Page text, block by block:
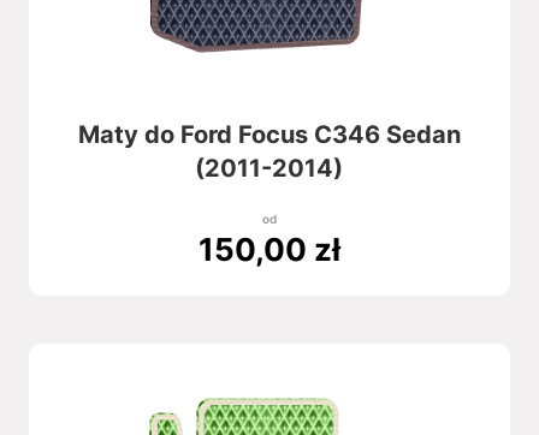
Maty do Ford Focus C346 Sedan
(2011-2014)
od
150,00 zł